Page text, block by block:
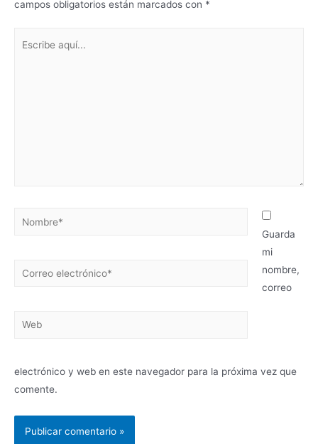
campos obligatorios están marcados con *
Nombre*
Correo
Web
Guarda
mi
nombre,
correo
electrónico y web en este navegador para la próxima vez que
comente.